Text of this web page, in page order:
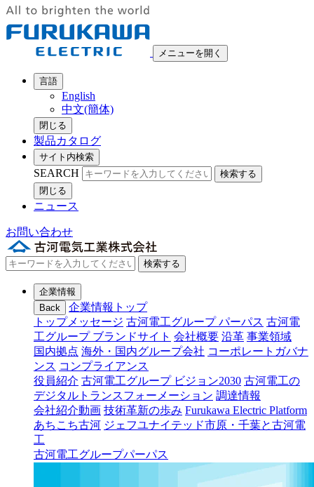
メニューを開く
言語
English
中文(簡体)
閉じる
製品カタログ
サイト内検索
SEARCH
検索する
閉じる
ニュース
お問い合わせ
検索する
企業情報
Back
企業情報トップ
トップメッセージ 古河電工グループ パーパス 古河電
工グループ ブランドサイト 会社概要 沿革 事業領域
国内拠点 海外・国内グループ会社 コーポレートガバナ
ンス コンプライアンス
役員紹介 古河電工グループ ビジョン2030 古河電工の
デジタルトランスフォーメーション 調達情報
会社紹介動画 技術革新の歩み Furukawa Electric Platform
あちこち古河 ジェフユナイテッド市原・千葉と古河電
工
古河電工グループパーパス